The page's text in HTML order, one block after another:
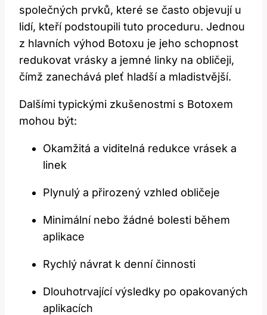
společných prvků, které se často objevují u
lidí, kteří podstoupili tuto proceduru. Jednou
z hlavních výhod Botoxu je jeho schopnost
redukovat vrásky a jemné linky na obličeji,
čímž zanechává pleť hladší a mladistvější.
Dalšími typickými zkušenostmi s Botoxem
mohou být:
Okamžitá a viditelná redukce vrásek a
linek
Plynulý a přirozený vzhled obličeje
Minimální nebo žádné bolesti během
aplikace
Rychlý návrat k denní činnosti
Dlouhotrvající výsledky po opakovaných
aplikacích